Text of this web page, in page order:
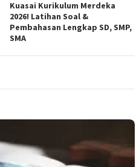
Kuasai Kurikulum Merdeka
2026! Latihan Soal &
Pembahasan Lengkap SD, SMP,
SMA